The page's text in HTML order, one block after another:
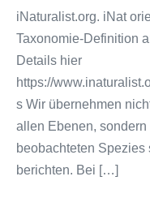
iNaturalist.org. iNat
Taxonomie-Definition
Details hier
https://
s Wir übernehmen
allen Ebenen,
beobachteten
berichten. Bei […]